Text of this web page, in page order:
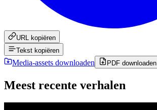
URL kopiëren
Tekst kopiëren
Media-assets downloaden PDF downloaden
Meest recente verhalen